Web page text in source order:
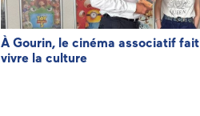
À Gourin, le cinéma associatif fait
vivre la culture